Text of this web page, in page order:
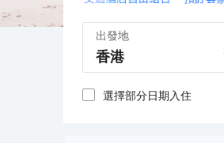
出發地
選擇部分日期入住